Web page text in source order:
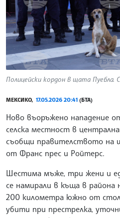
Полицейски кордон в щата Пуебла.
МЕКСИКО, 17.05.2026 20:41 (БТА)
Ново въоръжено нападение
селска местност в
съобщи правителството на
от Франс прес и Ройтерс.
Шестима мъже, три жени и
се намирали в къща в района
200 километра южно от
убити при престрелка,